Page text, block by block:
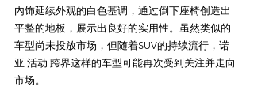
内饰延续外观的白色基调，通过倒下座椅创造出
平整的地板，展示出良好的实用性。虽然类似的
车型尚未投放市场，但随着SUV的持续流行，诺
亚 活动 跨界这样的车型可能再次受到关注并走向